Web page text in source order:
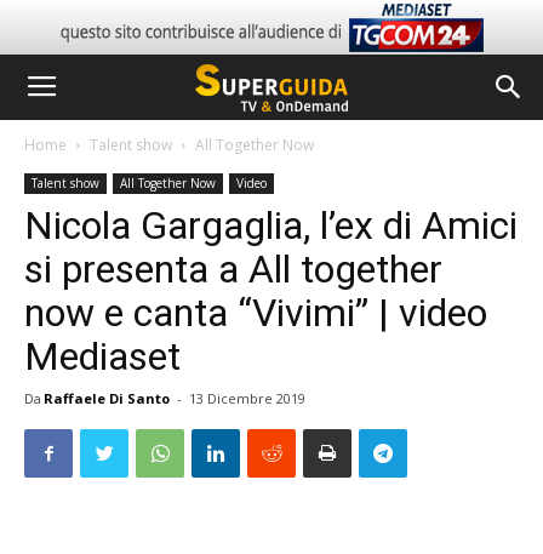
Home Talent show All Together Now
Talent show All Together Now Video
Nicola Gargaglia, l’ex di Amici
si presenta a All together
now e canta “Vivimi” | video
Mediaset
Da Raffaele Di Santo - 13 Dicembre 2019